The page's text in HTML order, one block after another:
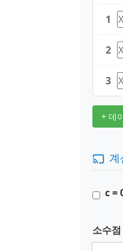
1
2
3
+ 데
계
c =
소수